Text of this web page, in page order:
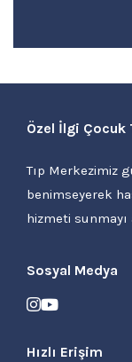
Özel İlgi Çocuk
Tıp Merkezimiz
benimseyerek
hizmeti
Sosyal Medya
Hızlı Erişim